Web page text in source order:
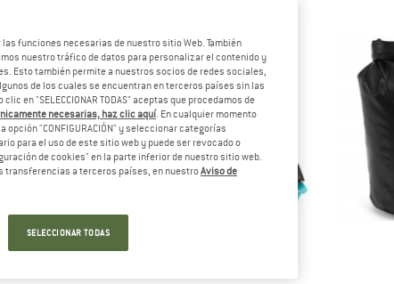
funciones necesarias de nuestro sitio Web. También
nuestro tráfico de datos para personalizar el contenido y
Esto también permite a nuestros socios de redes sociales,
de los cuales se encuentran en terceros países sin las
en "SELECCIONAR TODAS" aceptas que procedamos de
necesarias, haz clic aquí. En cualquier momento
"CONFIGURACIÓN" y seleccionar categorías
para el uso de este sitio web y puede ser revocado o
de cookies" en la parte inferior de nuestro sitio web.
transferencias a terceros países, en nuestroAviso de
SELECCIONAR TODAS